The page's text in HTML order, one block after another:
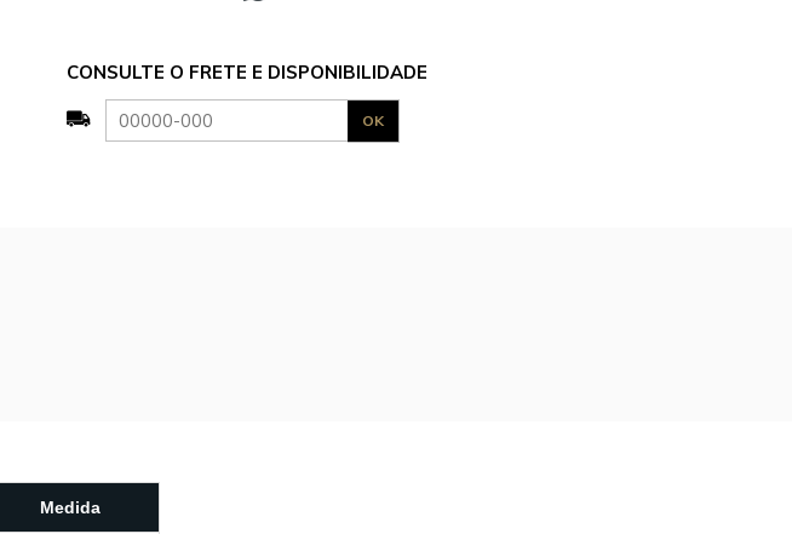
CONSULTE O FRETE E DISPONIBILIDADE
Medida